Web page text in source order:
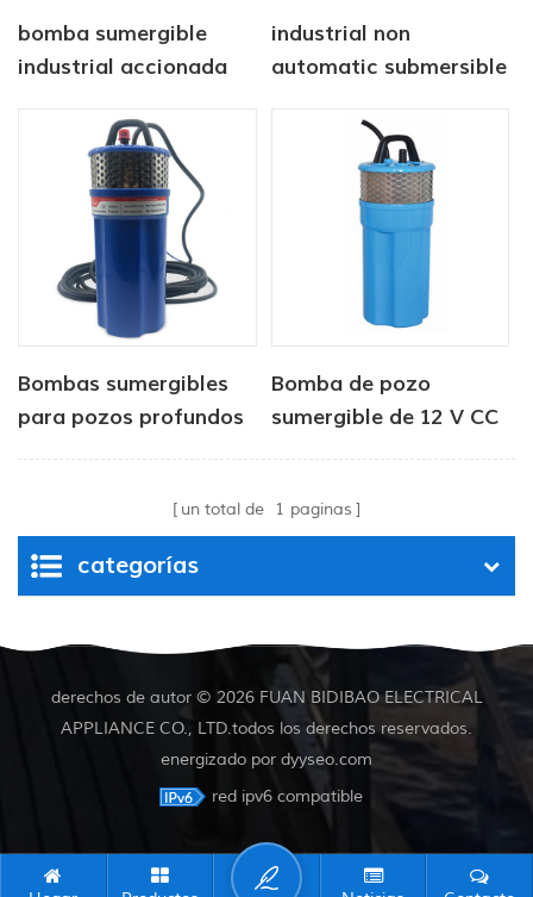
bomba sumergible
industrial accionada
12V 750 GPH
industrial non
automatic submersible
Bombas sumergibles
para pozos profundos
Bomba de pozo
sumergible de 12 V CC
un total de 1 paginas
categorías
derechos de autor © 2026 FUAN BIDIBAO ELECTRICAL
APPLIANCE CO., LTD.todos los derechos reservados.
energizado por dyyseo.com
red ipv6 compatible